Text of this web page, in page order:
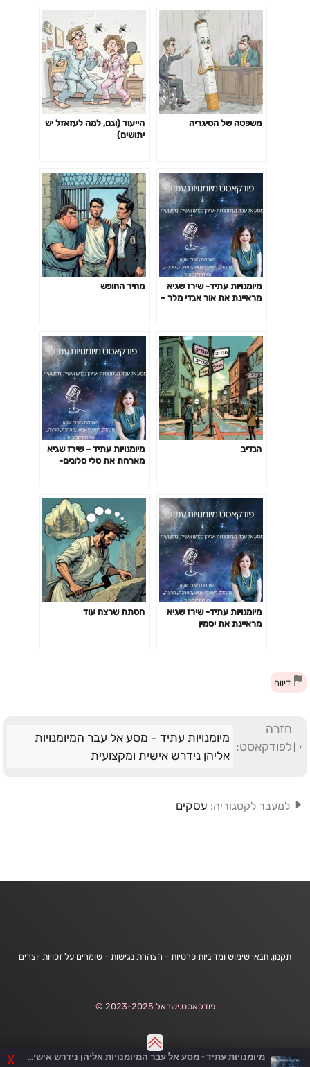
X מיומנויות עתיד - מסע אל עבר המיומנויות אליהן נידרש אישית ומקצועית
משפטה של הסיגריה
הייעוד (וגם, למה לעזאזל יש
יתושים)
מיומנויות עתיד- שירז שגיא
מראיינת את אור אגדי מלר –
גמישות , אדפטביליות
ורסילאנס, ותוכנית שגרירי AI
מחיר החופש
הנדיב
מיומנויות עתיד – שירז שגיא
מארחת את טלי סלונים-
מיומנויות עתיד- שירז שגיא
מראיינת את יסמין
הסתת שרצה עוד
דיווח
חזרה
לפודקאסט:
מיומנויות עתיד - מסע אל עבר המיומנויות
אליהן נידרש אישית ומקצועית
למעבר לקטגוריה: עסקים
תקנון, תנאי שימוש ומדיניות פרטיות - הצהרת נגישות - שומרים על זכויות יוצרים
פודקאסט.ישראל 2023-2025 ©